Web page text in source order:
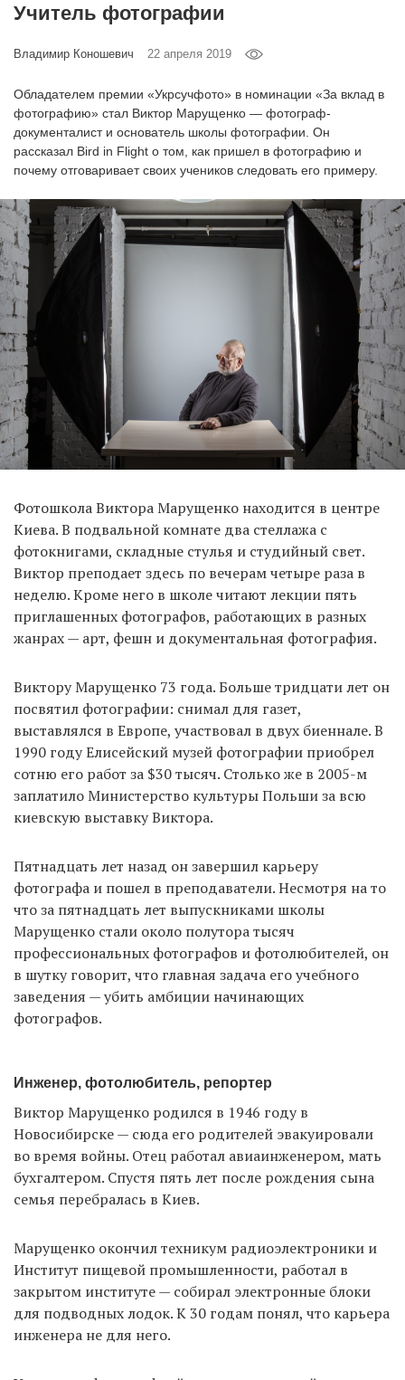
EN
UA
Учитель фотографии
Владимир Коношевич 22 апреля 2019
Обладателем премии «Укрсучфото» в номинации «За вклад в
фотографию» стал Виктор Марущенко — фотограф-
документалист и основатель школы фотографии. Он
рассказал Bird in Flight о том, как пришел в фотографию и
почему отговаривает своих учеников следовать его примеру.
Фотошкола Виктора Марущенко находится в центре
Киева. В подвальной комнате два стеллажа с
фотокнигами, складные стулья и студийный свет.
Виктор преподает здесь по вечерам четыре раза в
неделю. Кроме него в школе читают лекции пять
приглашенных фотографов, работающих в разных
жанрах — арт, фешн и документальная фотография.
Виктору Марущенко 73 года. Больше тридцати лет он
посвятил фотографии: снимал для газет,
выставлялся в Европе, участвовал в двух биеннале. В
1990 году Елисейский музей фотографии приобрел
сотню его работ за $30 тысяч. Столько же в 2005-м
заплатило Министерство культуры Польши за всю
киевскую выставку Виктора.
Пятнадцать лет назад он завершил карьеру
фотографа и пошел в преподаватели. Несмотря на то
что за пятнадцать лет выпускниками школы
Марущенко стали около полутора тысяч
профессиональных фотографов и фотолюбителей, он
в шутку говорит, что главная задача его учебного
заведения — убить амбиции начинающих
фотографов.
Инженер, фотолюбитель, репортер
Виктор Марущенко родился в 1946 году в
Новосибирске — сюда его родителей эвакуировали
во время войны. Отец работал авиаинженером, мать
бухгалтером. Спустя пять лет после рождения сына
семья перебралась в Киев.
Марущенко окончил техникум радиоэлектроники и
Институт пищевой промышленности, работал в
закрытом институте — собирал электронные блоки
для подводных лодок. К 30 годам понял, что карьера
инженера не для него.